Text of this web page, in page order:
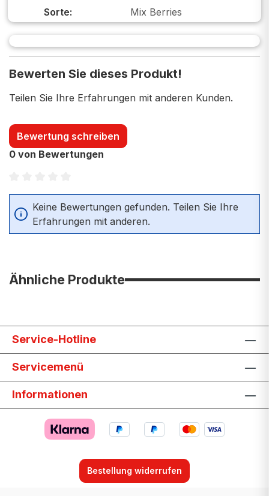
Sorte:
Mix Berries
Bewerten Sie dieses Produkt!
Teilen Sie Ihre Erfahrungen mit anderen Kunden.
Bewertung schreiben
0 von Bewertungen
Durchschnittliche Bewertung von 0 von 5 Sternen
Keine Bewertungen gefunden. Teilen Sie Ihre
Erfahrungen mit anderen.
Ähnliche Produkte
Service-Hotline
Servicemenü
Informationen
Bestellung widerrufen